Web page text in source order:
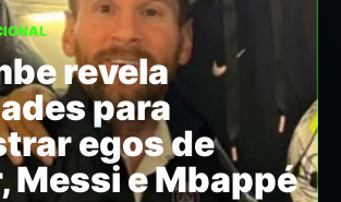
revela
para
egos de
Messi e Mbappé